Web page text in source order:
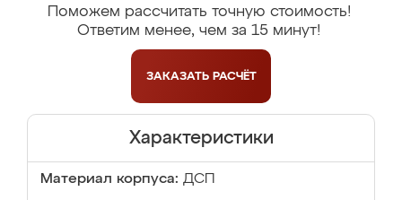
Поможем рассчитать точную стоимость!
Ответим менее, чем за 15 минут!
ЗАКАЗАТЬ РАСЧЁТ
Характеристики
Материал корпуса: ДСП